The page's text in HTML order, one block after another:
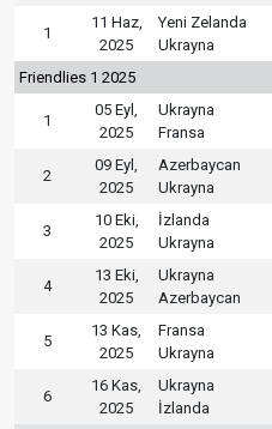
1
11 Haz,
2025
Yeni Zelanda
Ukrayna
Friendlies 1 2025
1
05 Eyl,
2025
Ukrayna
Fransa
2
09 Eyl,
2025
Azerbaycan
Ukrayna
3
10 Eki,
2025
İzlanda
Ukrayna
4
13 Eki,
2025
Ukrayna
Azerbaycan
5
13 Kas,
2025
Fransa
Ukrayna
6
16 Kas,
2025
Ukrayna
İzlanda